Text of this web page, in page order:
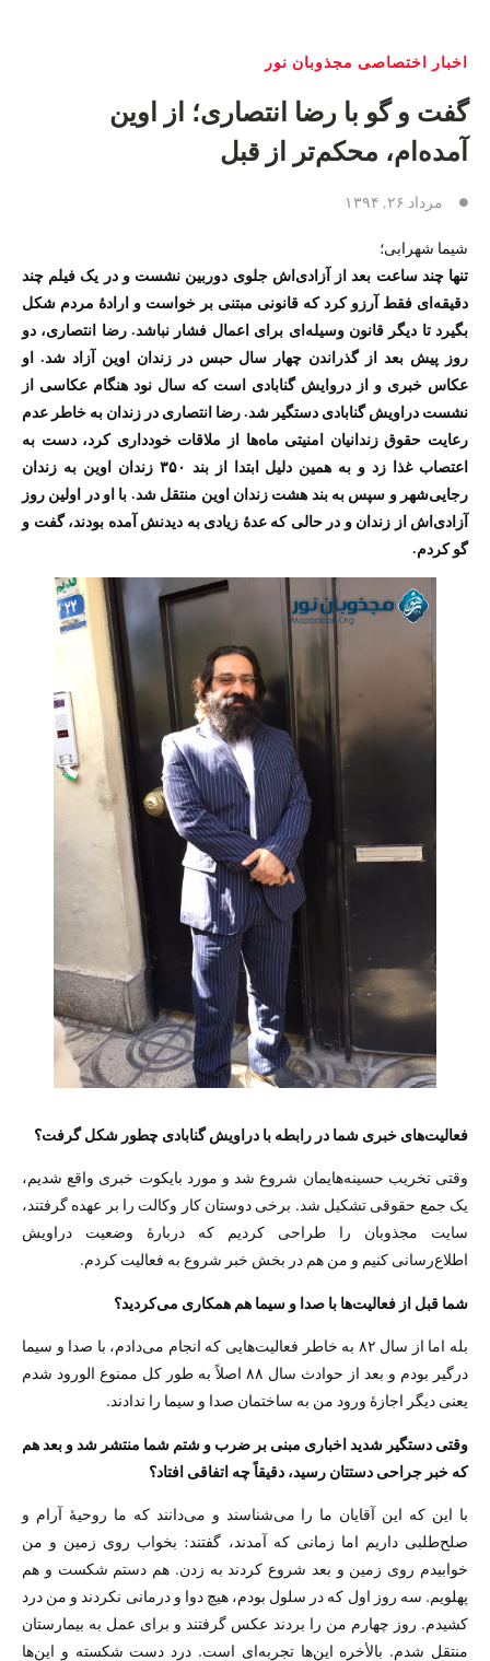
اخبار اختصاصی مجذوبان نور
گفت و گو با رضا انتصاری؛ از اوین
آمده‌ام، محکم‌تر از قبل
مرداد ۲۶, ۱۳۹۴
شیما شهرابی؛
تنها چند ساعت بعد از آزادی‌اش جلوی دوربین نشست و در یک فیلم چند
دقیقه‌ای فقط آرزو کرد که قانونی مبتنی بر خواست و ارادهٔ مردم شکل
بگیرد تا دیگر قانون وسیله‌ای برای اعمال فشار نباشد. رضا انتصاری، دو
روز پیش بعد از گذراندن چهار سال حبس در زندان اوین آزاد شد. او
عکاس خبری و از دروایش گنابادی است که سال نود هنگام عکاسی از
نشست دراویش گنابادی دستگیر شد. رضا انتصاری در زندان به خاطر عدم
رعایت حقوق زندانیان امنیتی ماه‌ها از ملاقات خودداری کرد، دست به
اعتصاب غذا زد و به همین دلیل ابتدا از بند ۳۵۰ زندان اوین به زندان
رجایی‌شهر و سپس به بند هشت زندان اوین منتقل شد. با او در اولین روز
آزادی‌اش از زندان و در حالی که عدهٔ زیادی به دیدنش آمده‌ بودند، گفت و
گو کردم.
فعالیت‌های خبری شما در رابطه با دراویش گنابادی چطور شکل گرفت؟
وقتی تخریب حسینه‌هایمان شروع شد و مورد بایکوت خبری واقع شدیم،
یک جمع حقوقی تشکیل شد. برخی دوستان کار وکالت را بر عهده گرفتند،
سایت مجذوبان را طراحی کردیم که دربارهٔ وضعیت دراویش
اطلاع‌رسانی کنیم و من هم در بخش خبر شروع به فعالیت کردم.
شما قبل از فعالیت‌ها با صدا و سیما هم همکاری می‌کردید؟
بله اما از سال ۸۲ به خاطر فعالیت‌هایی که انجام می‌دادم، با صدا و سیما
درگیر بودم و بعد از حوادث سال ۸۸ اصلاً به طور کل ممنوع الورود شدم
یعنی دیگر اجازهٔ ورود من به ساختمان صدا و سیما را ندادند.
وقتی دستگیر شدید اخباری مبنی بر ضرب و شتم شما منتشر شد و بعد هم
که خبر جراحی دستتان رسید، دقیقاً چه اتفاقی افتاد؟
با این که این آقایان ما را می‌شناسند و می‌دانند که ما روحیهٔ آرام و
صلح‌طلبی داریم اما زمانی که آمدند، گفتند: بخواب روی زمین و من
خوابیدم روی زمین و بعد شروع کردند به زدن. هم دستم شکست و هم
پهلویم. سه روز اول که در سلول بودم، هیچ دوا و درمانی نکردند و من درد
کشیدم. روز چهارم من را بردند عکس گرفتند و برای عمل به بیمارستان
منتقل شدم. بالأخره این‌ها تجربه‌ای است. درد دست شکسته و این‌ها